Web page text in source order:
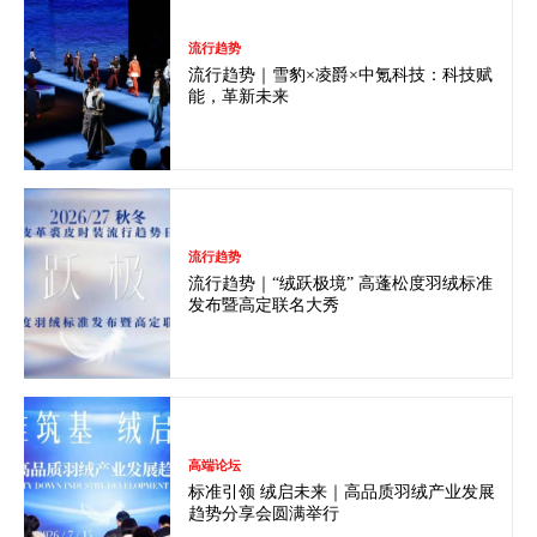
流行趋势
流行趋势｜雪豹×凌爵×中氪科技：科技赋
能，革新未来
流行趋势
流行趋势｜“绒跃极境” 高蓬松度羽绒标准
发布暨高定联名大秀
高端论坛
标准引领 绒启未来｜高品质羽绒产业发展
趋势分享会圆满举行